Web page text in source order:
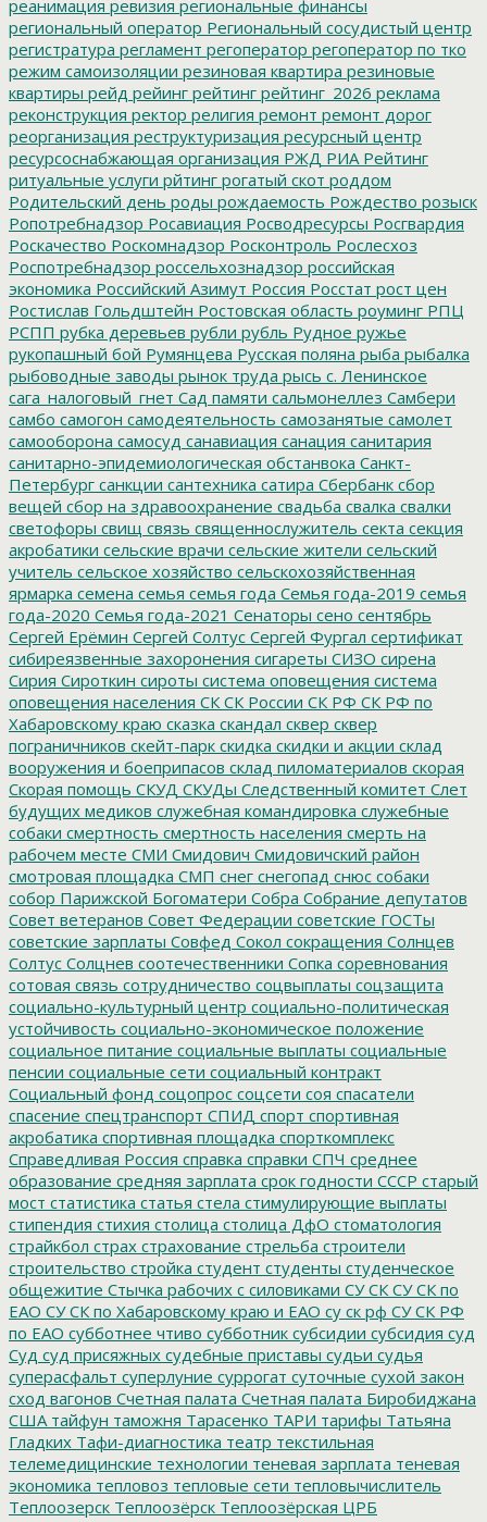
реанимация ревизия региональные финансы
региональный оператор Региональный сосудистый центр
регистратура регламент регоператор регоператор по тко
режим самоизоляции резиновая квартира резиновые
квартиры рейд рейинг рейтинг рейтинг_2026 реклама
реконструкция ректор религия ремонт ремонт дорог
реорганизация реструктуризация ресурсный центр
ресурсоснабжающая организация РЖД РИА Рейтинг
ритуальные услуги рйтинг рогатый скот роддом
Родительский день роды рождаемость Рождество розыск
Ропотребнадзор Росавиация Росводресурсы Росгвардия
Роскачество Роскомнадзор Росконтроль Рослесхоз
Роспотребнадзор россельхознадзор российская
экономика Российский Азимут Россия Росстат рост цен
Ростислав Гольдштейн Ростовская область роуминг РПЦ
РСПП рубка деревьев рубли рубль Рудное ружье
рукопашный бой Румянцева Русская поляна рыба рыбалка
рыбоводные заводы рынок труда рысь с. Ленинское
сага_налоговый_гнет Сад памяти сальмонеллез Самбери
самбо самогон самодеятельность самозанятые самолет
самооборона самосуд санавиация санация санитария
санитарно-эпидемиологическая обстанвока Санкт-
Петербург санкции сантехника сатира Сбербанк сбор
вещей сбор на здравоохранение свадьба свалка свалки
светофоры свищ связь священнослужитель секта секция
акробатики сельские врачи сельские жители сельский
учитель сельское хозяйство сельскохозяйственная
ярмарка семена семья семья года Семья года-2019 семья
года-2020 Семья года-2021 Сенаторы сено сентябрь
Сергей Ерёмин Сергей Солтус Сергей Фургал сертификат
сибиреязвенные захоронения сигареты СИЗО сирена
Сирия Сироткин сироты система оповещения система
оповещения населения СК СК России СК РФ СК РФ по
Хабаровскому краю сказка скандал сквер сквер
пограничников скейт-парк скидка скидки и акции склад
вооружения и боеприпасов склад пиломатериалов скорая
Скорая помощь СКУД СКУДы Следственный комитет Слет
будущих медиков служебная командировка служебные
собаки смертность смертность населения смерть на
рабочем месте СМИ Смидович Смидовичский район
смотровая площадка СМП снег снегопад снюс собаки
собор Парижской Богоматери Собра Собрание депутатов
Совет ветеранов Совет Федерации советские ГОСТы
советские зарплаты Совфед Сокол сокращения Солнцев
Солтус Солцнев соотечественники Сопка соревнования
сотовая связь сотрудничество соцвыплаты соцзащита
социально-культурный центр социально-политическая
устойчивость социально-экономическое положение
социальное питание социальные выплаты социальные
пенсии социальные сети социальный контракт
Социальный фонд соцопрос соцсети соя спасатели
спасение спецтранспорт СПИД спорт спортивная
акробатика спортивная площадка спорткомплекс
Справедливая Россия справка справки СПЧ среднее
образование средняя зарплата срок годности СССР старый
мост статистика статья стела стимулирующие выплаты
стипендия стихия столица столица ДфО стоматология
страйкбол страх страхование стрельба строители
строительство стройка студент студенты студенческое
общежитие Стычка рабочих с силовиками СУ СК СУ СК по
ЕАО СУ СК по Хабаровскому краю и ЕАО су ск рф СУ СК РФ
по ЕАО субботнее чтиво субботник субсидии субсидия суд
Суд суд присяжных судебные приставы судьи судья
суперасфальт суперлуние суррогат суточные сухой закон
сход вагонов Счетная палата Счетная палата Биробиджана
США тайфун таможня Тарасенко ТАРИ тарифы Татьяна
Гладких Тафи-диагностика театр текстильная
телемедицинские технологии теневая зарплата теневая
экономика тепловоз тепловые сети тепловычислитель
Теплоозерск Теплоозёрск Теплоозёрская ЦРБ